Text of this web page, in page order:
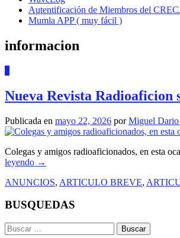
Autentificación de Miembros del
Mumla APP ( muy fácil )
informacion
Nueva Revista Radioaficion
Publicada en mayo 22, 2026 porMiguel
Colegas y amigos radioaficionados, en esta
leyendo →
ANUNCIOS, ARTICULO BREVE,
BUSQUEDAS
Buscar: